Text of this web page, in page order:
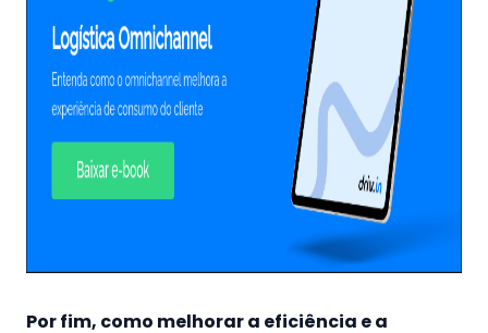
Por fim, como melhorar a eficiência e a